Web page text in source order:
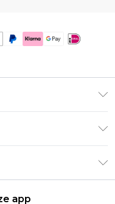
2026
app